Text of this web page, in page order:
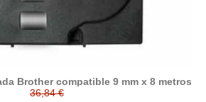
Brother compatible 9 mm x 8 metros
36,84 €